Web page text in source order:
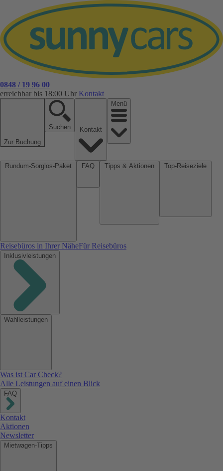
0848 / 19 96 00
erreichbar bis 18:00 Uhr Kontakt
Zur Buchung
Suchen
Menü
Reisebüros in Ihrer NäheFür Reisebüros
Inklusivleistungen
Wahlleistungen
Was ist Car Check?
Alle Leistungen auf einen Blick
FAQ
Kontakt
Aktionen
Newsletter
Mietwagen-Tipps